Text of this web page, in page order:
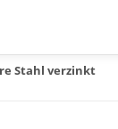
Stahl verzinkt